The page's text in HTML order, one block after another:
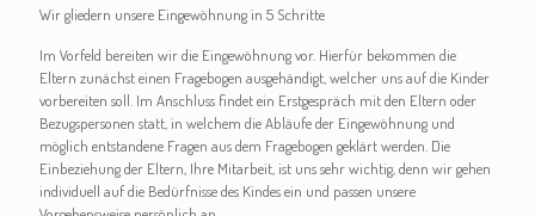
Wir gliedern unsere Eingewöhnung in 5 Schritte
Im Vorfeld bereiten wir die Eingewöhnung vor. Hierfür bekommen die
Eltern zunächst einen Fragebogen ausgehändigt, welcher uns auf die Kinder
vorbereiten soll. Im Anschluss findet ein Erstgespräch mit den Eltern oder
Bezugspersonen statt, in welchem die Abläufe der Eingewöhnung und
möglich entstandene Fragen aus dem Fragebogen geklärt werden. Die
Einbeziehung der Eltern, Ihre Mitarbeit, ist uns sehr wichtig, denn wir gehen
individuell auf die Bedürfnisse des Kindes ein und passen unsere